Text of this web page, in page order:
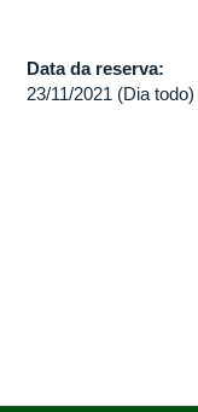
Data da reserva:
23/11/2021 (Dia todo)